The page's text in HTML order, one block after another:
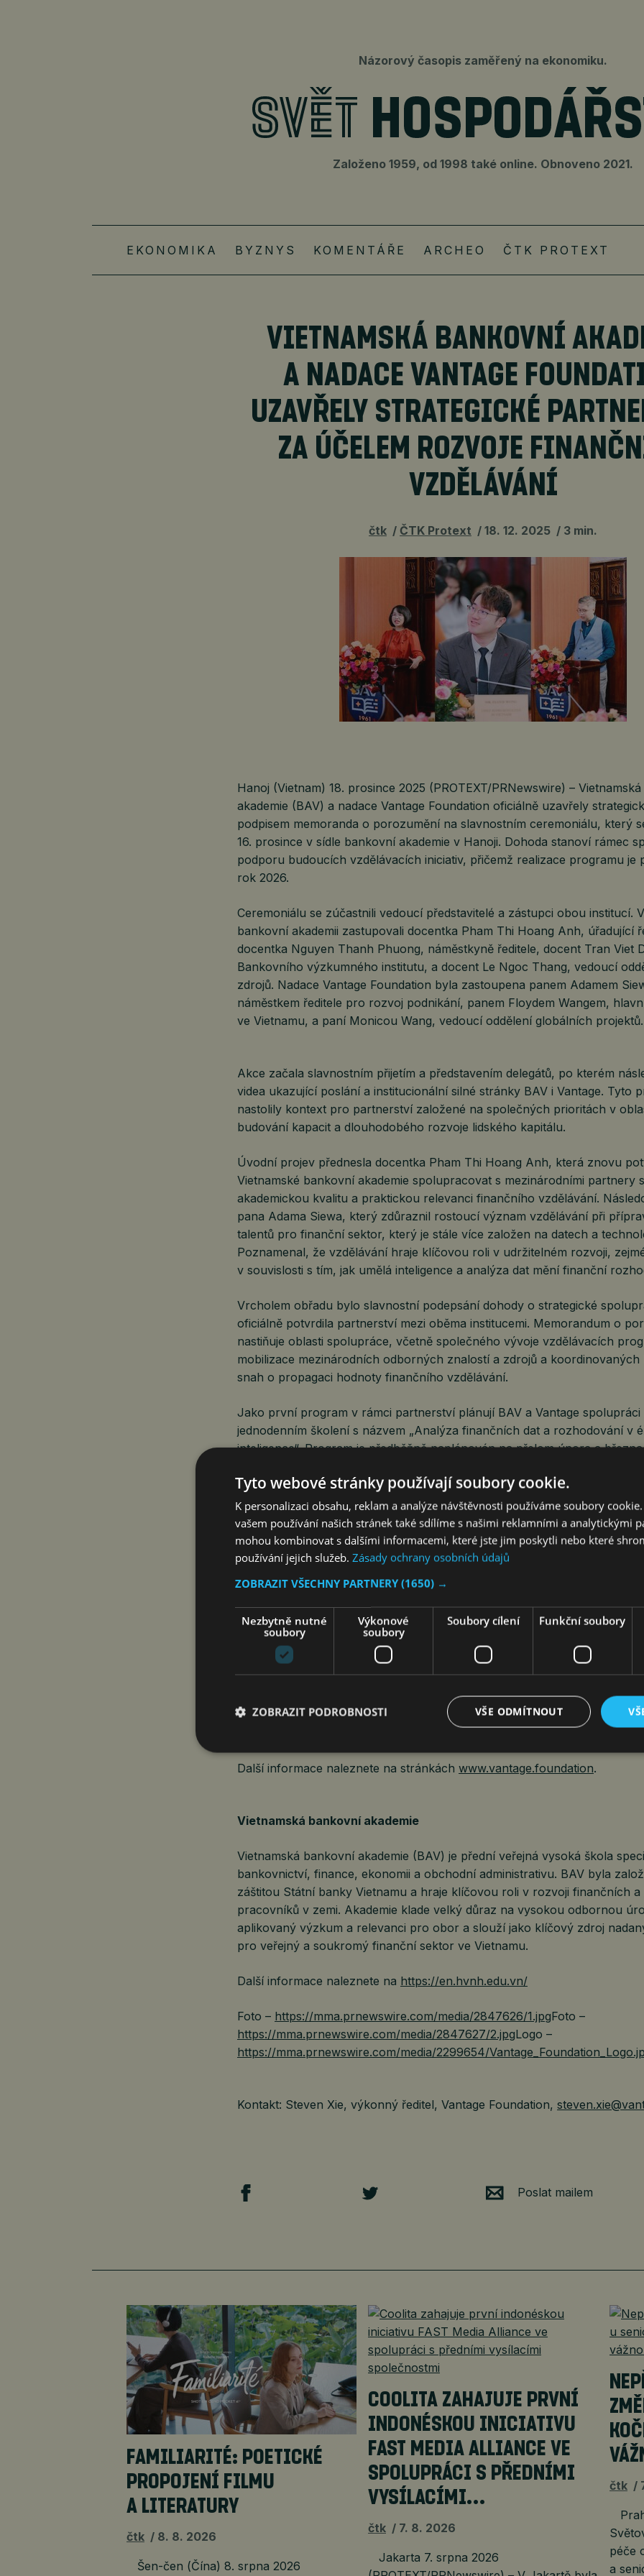
Názorový časopis zaměřený na ekonomiku.
Založeno 1959, od 1998 také online. Obnoveno 2021.
EKONOMIKA BYZNYS KOMENTÁŘE ARCHEO ČTK PROTEXT
VIETNAMSKÁ BANKOVNÍ
A NADACE VANTAGE
UZAVŘELY STRATEGICKÉ
ZA ÚČELEM ROZVOJE
VZDĚLÁVÁNÍ
čtk ČTK Protext 18. 12. 2025 3 min.
Hanoj (Vietnam) 18. prosince 2025 (PROTEXT/PRNewswire) –
akademie (BAV) a nadace Vantage Foundation oficiálně uzavřely
podpisem memoranda o porozumění na slavnostním ceremoniálu, který
16. prosince v sídle bankovní akademie v Hanoji. Dohoda stanoví rámec
podporu budoucích vzdělávacích iniciativ, přičemž realizace programu je
rok 2026.
Ceremoniálu se zúčastnili vedoucí představitelé a zástupci obou institucí.
bankovní akademii zastupovali docentka Pham Thi Hoang Anh, úřadující
docentka Nguyen Thanh Phuong, náměstkyně ředitele, docent Tran Viet
Bankovního výzkumného institutu, a docent Le Ngoc Thang, vedoucí
zdrojů. Nadace Vantage Foundation byla zastoupena panem Adamem
náměstkem ředitele pro rozvoj podnikání, panem Floydem Wangem,
ve Vietnamu, a paní Monicou Wang, vedoucí oddělení globálních projektů.
Akce začala slavnostním přijetím a představením delegátů, po kterém
videa ukazující poslání a institucionální silné stránky BAV i Vantage. Tyto
nastolily kontext pro partnerství založené na společných prioritách v
budování kapacit a dlouhodobého rozvoje lidského kapitálu.
Úvodní projev přednesla docentka Pham Thi Hoang Anh, která znovu
Vietnamské bankovní akademie spolupracovat s mezinárodními partnery
akademickou kvalitu a praktickou relevanci finančního vzdělávání.
pana Adama Siewa, který zdůraznil rostoucí význam vzdělávání při
talentů pro finanční sektor, který je stále více založen na datech a
Poznamenal, že vzdělávání hraje klíčovou roli v udržitelném rozvoji,
v souvislosti s tím, jak umělá inteligence a analýza dat mění finanční
Vrcholem obřadu bylo slavnostní podepsání dohody o strategické
oficiálně potvrdila partnerství mezi oběma institucemi. Memorandum o
nastiňuje oblasti spolupráce, včetně společného vývoje vzdělávacích
mobilizace mezinárodních odborných znalostí a zdrojů a koordinovaných
snah o propagaci hodnoty finančního vzdělávání.
Jako první program v rámci partnerství plánují BAV a Vantage spolupráci
jednodenním školení s názvem „Analýza finančních dat a rozhodování v
inteligence“. Program je předběžně naplánován na přelom února a
účasti pro ostatní města. Účastníci obdrží osvědčení o absolvování a
spuštěn ve spolupráci s dalšími předními vietnamskými univerzitami.
Ceremoniál byl zakončen symbolickou výměnou květin a pamětních darů,
oznámení strategického partnerství a v této fázi nezahrnuje poskytování
školení ani studentské aktivity.
Nadace Vantage Foundation
Nadace Vantage Foundation je nezávislá charitativní organizace založená
v McLaren Technology Centre ve Velké Británii. Nadace spolupracuje s
po celém světě, včetně Grab Indonesia, nadace iREDE v Nigérii, Teach
Další informace naleznete na stránkách www.vantage.foundation.
Vietnamská bankovní akademie
Vietnamská bankovní akademie (BAV) je přední veřejná vysoká škola
bankovnictví, finance, ekonomii a obchodní administrativu. BAV byla
záštitou Státní banky Vietnamu a hraje klíčovou roli v rozvoji finančních
pracovníků v zemi. Akademie klade velký důraz na vysokou odbornou
aplikovaný výzkum a relevanci pro obor a slouží jako klíčový zdroj
pro veřejný a soukromý finanční sektor ve Vietnamu.
Další informace naleznete na https://en.hvnh.edu.vn/
Foto – https://mma.prnewswire.com/media/2847626/1.jpgFoto –
https://mma.prnewswire.com/media/2847627/2.jpgLogo –
https://mma.prnewswire.com/media/2299654/
Kontakt: Steven Xie, výkonný ředitel, Vantage Foundation,
Poslat mailem
FAMILIARITÉ: POETICKÉ
PROPOJENÍ FILMU
A LITERATURY
čtk 8. 8. 2026
Šen-čen (Čína) 8. srpna 2026
COOLITA ZAHAJUJE PRVNÍ
INDONÉSKOU INICIATIVU
FAST MEDIA ALLIANCE VE
SPOLUPRÁCI S PŘEDNÍMI
VYSÍLACÍMI…
čtk 7. 8. 2026
Jakarta 7. srpna 2026
čtk
péče
a
Tyto webové stránky používají soubory cookie.
K personalizaci obsahu, reklam a analýze návštěvnosti používáme soubory
vašem používání našich stránek také sdílíme s našimi reklamními a analytickými
mohou kombinovat s dalšími informacemi, které jste jim poskytli nebo které
používání jejich služeb. Zásady ochrany osobních údajů
ZOBRAZIT VŠECHNY PARTNERY (1650) →
Nezbytně nutné
soubory
Výkonové
soubory
Soubory cílení Funkční soubory
VŠE ODMÍTNOUT
ZOBRAZIT PODROBNOSTI